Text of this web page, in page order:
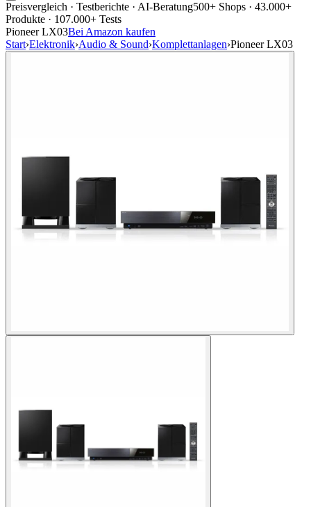
Preisvergleich · Testberichte · AI-Beratung500+ Shops · 43.000+
Produkte · 107.000+ Tests
Pioneer LX03Bei Amazon kaufen
Start›Elektronik›Audio & Sound›Komplettanlagen›Pioneer LX03